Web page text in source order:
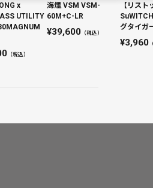
x
UTILITY
（税込）
海煙 VSM VSM-
60M+C-LR
39,600（税込）
【リスト
グタイガ
3,960